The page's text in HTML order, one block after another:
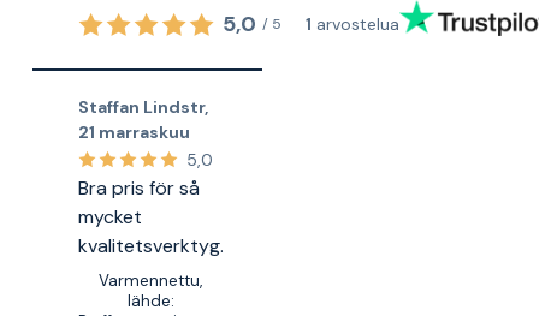
5,0 / 5 1 arvostelua
Staffan Lindstr,
21 marraskuu
5,0
Bra pris för så
mycket
kvalitetsverktyg.
Varmennettu,
lähde: